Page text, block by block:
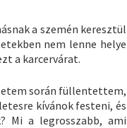
a szemén keresztül
nem lenne helye
a karcervárat.
során füllentettem,
kívánok festeni, és
Mi a legrosszabb, ami